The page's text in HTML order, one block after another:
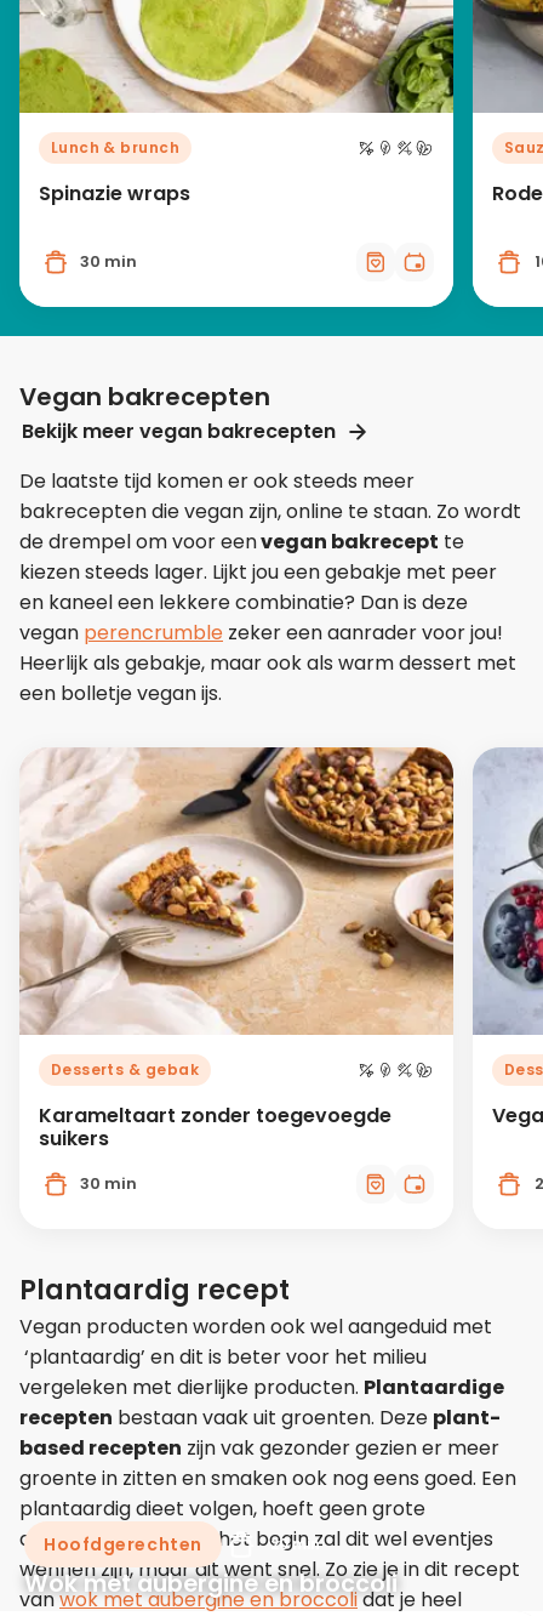
Lunch & brunch
Spinazie wraps
30 min
Vegan bakrecepten
Bekijk meer vegan bakrecepten
De laatste tijd komen er ook steeds meer
bakrecepten die vegan zijn, online te staan. Zo wordt
de drempel om voor eenvegan bakrecept te
kiezen steeds lager. Lijkt jou een gebakje met peer
en kaneel een lekkere combinatie? Dan is deze
vegan perencrumble zeker een aanrader voor jou!
Heerlijk als gebakje, maar ook als warm dessert met
een bolletje vegan ijs.
Desserts & gebak
Karameltaart zonder toegevoegde
suikers
30 min
Plantaardig recept
Vegan producten worden ook wel aangeduid met
‘plantaardig’ en dit is beter voor het milieu
vergeleken met dierlijke producten. Plantaardige
recepten bestaan vaak uit groenten. Deze plant-
based recepten zijn vak gezonder gezien er meer
groente in zitten en smaken ook nog eens goed. Een
plantaardig dieet volgen, hoeft geen grote
aanpassing te zijn. In het begin zal dit wel eventjes
wennen zijn, maar dit went snel. Zo zie je in dit recept
vanwok met aubergine en broccolidat je heel
Hoofdgerechten 20 min
Wok met aubergine en broccoli